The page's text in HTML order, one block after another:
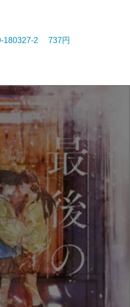
180327-2 737円